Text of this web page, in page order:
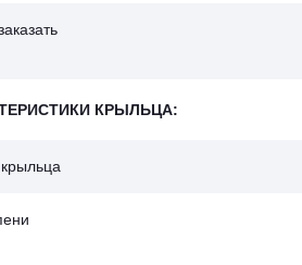
КРЫЛЬЦА: